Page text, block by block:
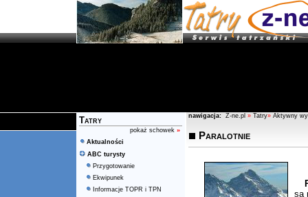
Tatry
pokaż schowek »
Aktualności
ABC turysty
Przygotowanie
Ekwipunek
Informacje TOPR i TPN
nawigacja: Z-ne.pl » Tatry» Aktywny
Paralotnie
są